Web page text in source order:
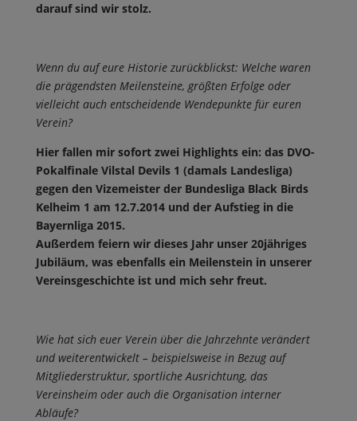
darauf sind wir stolz.
Wenn du auf eure Historie zurückblickst: Welche waren
die prägendsten Meilensteine, größten Erfolge oder
vielleicht auch entscheidende Wendepunkte für euren
Verein?
Hier fallen mir sofort zwei Highlights ein: das DVO-
Pokalfinale Vilstal Devils 1 (damals Landesliga)
gegen den Vizemeister der Bundesliga Black Birds
Kelheim 1 am 12.7.2014 und der Aufstieg in die
Bayernliga 2015.
Außerdem feiern wir dieses Jahr unser 20jähriges
Jubiläum, was ebenfalls ein Meilenstein in unserer
Vereinsgeschichte ist und mich sehr freut.
Wie hat sich euer Verein über die Jahrzehnte verändert
und weiterentwickelt – beispielsweise in Bezug auf
Mitgliederstruktur, sportliche Ausrichtung, das
Vereinsheim oder auch die Organisation interner
Abläufe?